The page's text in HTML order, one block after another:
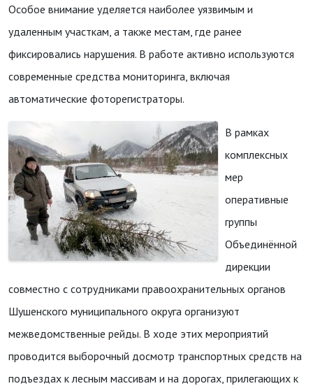
Особое внимание уделяется наиболее уязвимым и
удаленным участкам, а также местам, где ранее
фиксировались нарушения. В работе активно используются
современные средства мониторинга, включая
автоматические фоторегистраторы.
В рамках
комплексных
мер
оперативные
группы
Объединённой
дирекции
совместно с сотрудниками правоохранительных органов
Шушенского муниципального округа организуют
межведомственные рейды. В ходе этих мероприятий
проводится выборочный досмотр транспортных средств на
подъездах к лесным массивам и на дорогах, прилегающих к